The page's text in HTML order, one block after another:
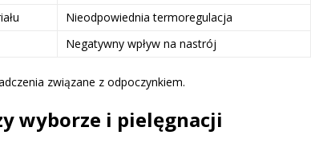
Nieodpowiednia termoregulacja
Negatywny wpływ na nastrój
związane z odpoczynkiem.
wyborze i pielęgnacji